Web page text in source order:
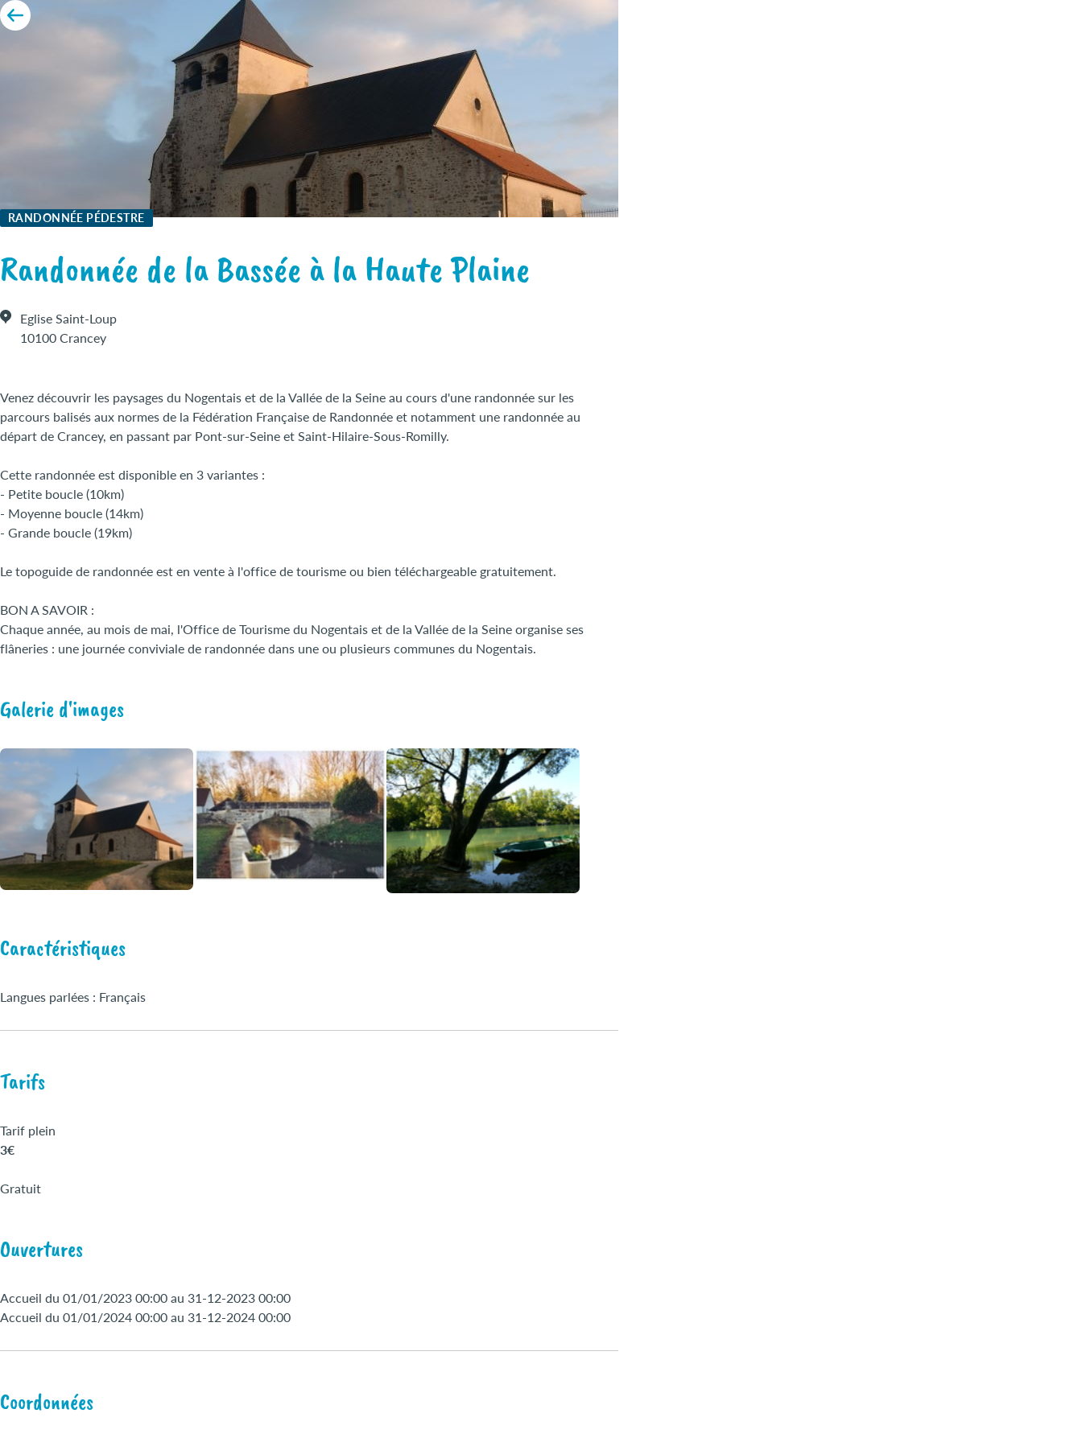
RANDONNÉE PÉDESTRE
Randonnée de la Bassée à la Haute Plaine
Eglise Saint-Loup
10100 Crancey
Venez découvrir les paysages du Nogentais et de la Vallée de la Seine au cours d'une randonnée sur les
parcours balisés aux normes de la Fédération Française de Randonnée et notamment une randonnée au
départ de Crancey, en passant par Pont-sur-Seine et Saint-Hilaire-Sous-Romilly.
Cette randonnée est disponible en 3 variantes :
- Petite boucle (10km)
- Moyenne boucle (14km)
- Grande boucle (19km)
Le topoguide de randonnée est en vente à l'office de tourisme ou bien téléchargeable gratuitement.
BON A SAVOIR :
Chaque année, au mois de mai, l'Office de Tourisme du Nogentais et de la Vallée de la Seine organise ses
flâneries : une journée conviviale de randonnée dans une ou plusieurs communes du Nogentais.
Galerie d'images
Caractéristiques
Langues parlées : Français
Tarifs
Tarif plein
3€
Gratuit
Ouvertures
Accueil du 01/01/2023 00:00 au 31-12-2023 00:00
Accueil du 01/01/2024 00:00 au 31-12-2024 00:00
Coordonnées